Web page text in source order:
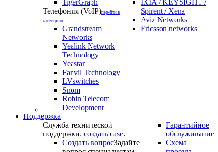
TigerGraph
Телефония (VoIP)перейти в
категорию
Grandstream
Networks
Yealink Network
Technology
Yeastar
Fanvil Technology
LVswitches
Snom
Robin Telecom
Development
IXIA / KEYSIGHT /
Spirent / Xena
Aviz Networks
Ericsson networks
Поддержка
Служба технической
поддержки: создать case.
Создать вопросЗадайте
Гарантийное
обслуживание
Схема